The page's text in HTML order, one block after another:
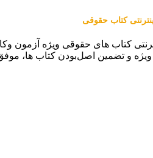
کتاب حقوقی
کتاب های حقوقی ویژه آزمون
و تضمین اصل‌بودن کتاب ها،